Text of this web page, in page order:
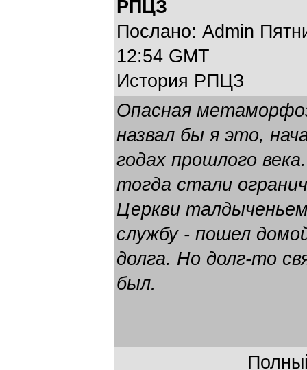
РПЦЗ
Послано: Admin
12:54 GMT
История РПЦЗ
Опасная
назвал бы я это,
годах прошлого
тогда стали
Церкви
службу - пошел
долга. Но долг-то
был.